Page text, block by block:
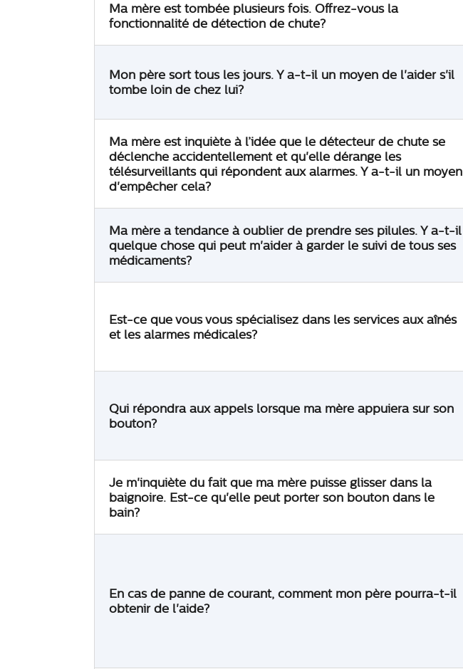
Ma mère est tombée plusieurs fois. Offrez-vous la
fonctionnalité de détection de chute?
Mon père sort tous les jours. Y a-t-il un moyen de l'aider s'il
tombe loin de chez lui?
Ma mère est inquiète à l’idée que le détecteur de chute se
déclenche accidentellement et qu'elle dérange les
télésurveillants qui répondent aux alarmes. Y a-t-il un moyen
d'empêcher cela?
Ma mère a tendance à oublier de prendre ses pilules. Y a-t-il
quelque chose qui peut m'aider à garder le suivi de tous ses
médicaments?
Est-ce que vous vous spécialisez dans les services aux aînés
et les alarmes médicales?
Qui répondra aux appels lorsque ma mère appuiera sur son
bouton?
Je m'inquiète du fait que ma mère puisse glisser dans la
baignoire. Est-ce qu'elle peut porter son bouton dans le
bain?
En cas de panne de courant, comment mon père pourra-t-il
obtenir de l'aide?